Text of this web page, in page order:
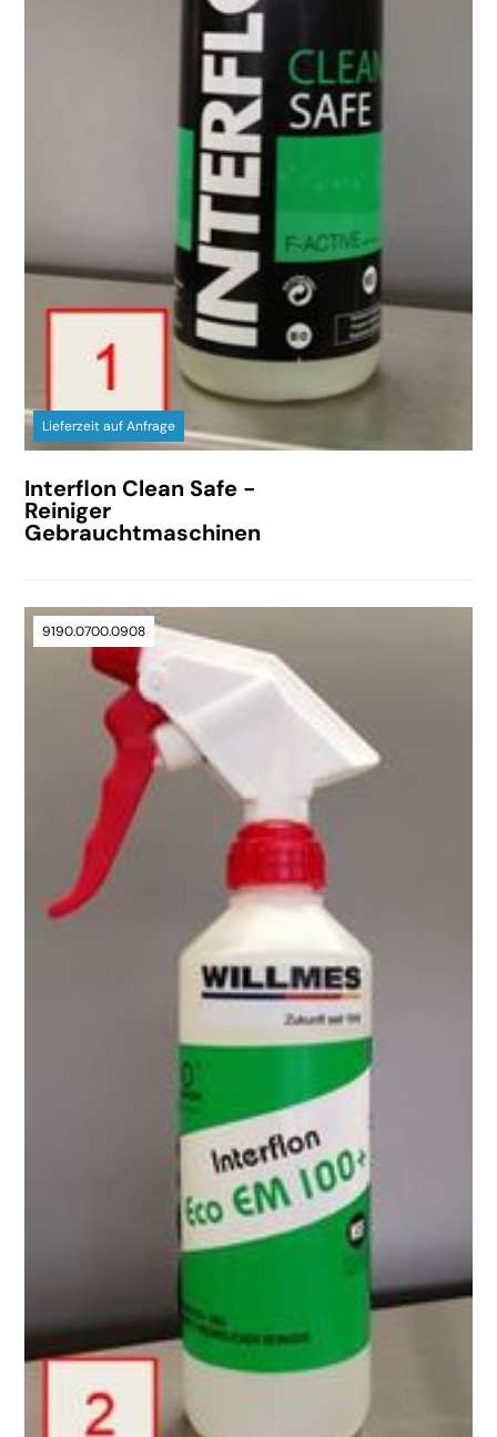
Lieferzeit auf Anfrage
Interflon Clean Safe -
Reiniger
Gebrauchtmaschinen
9190.0700.0908